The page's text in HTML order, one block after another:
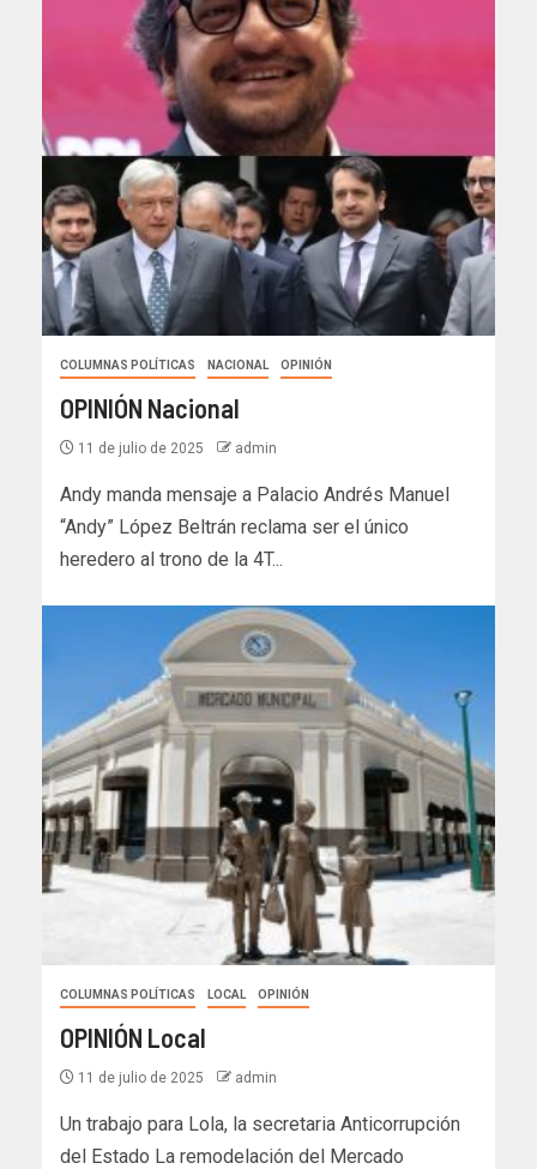
COLUMNAS POLÍTICAS NACIONAL OPINIÓN
OPINIÓN Nacional
11 de julio de 2025 admin
Andy manda mensaje a Palacio Andrés Manuel
“Andy” López Beltrán reclama ser el único
heredero al trono de la 4T...
COLUMNAS POLÍTICAS LOCAL OPINIÓN
OPINIÓN Local
11 de julio de 2025 admin
Un trabajo para Lola, la secretaria Anticorrupción
del Estado La remodelación del Mercado